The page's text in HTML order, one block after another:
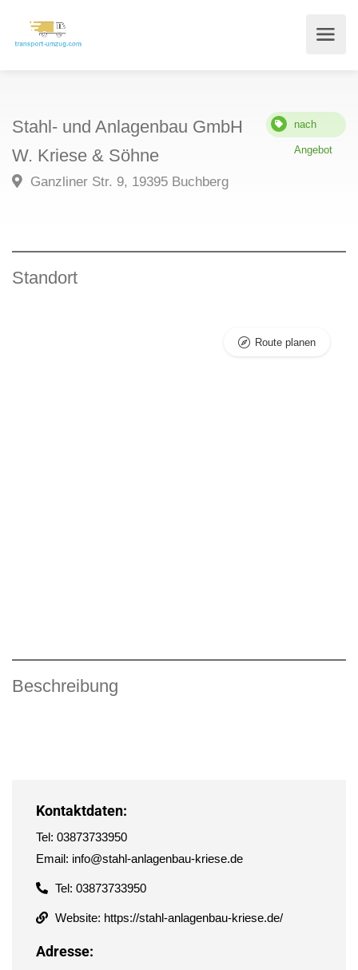
Stahl- und Anlagenbau GmbH
W. Kriese & Söhne
nach
Angebot
Ganzliner Str. 9, 19395 Buchberg
Standort
Route planen
Beschreibung
Kontaktdaten:
Tel: 03873733950
Email: info@stahl-anlagenbau-kriese.de
Tel: 03873733950
Website: https://stahl-anlagenbau-kriese.de/
Adresse: